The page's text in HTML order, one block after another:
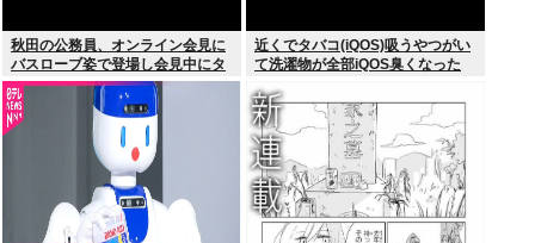
秋田の公務員、オンライン会見に
バスローブ姿で登場し会見中にタ
バコを吸う←あのさあ！
近くでタバコ(iQOS)吸うやつがい
て洗濯物が全部iQOS臭くなった